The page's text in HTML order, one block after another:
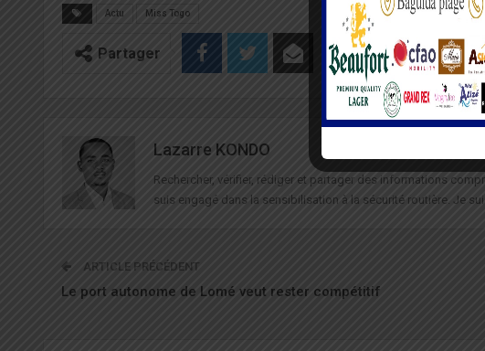
Actu Miss Togo
Partager
Lazarre KONDO
Rechercher, vérifier, rédiger et partager des informations
suis engagé dans la sensibilisation à la sécurité routière. Je
ARTICLE PRÉCÉDENT
Le port autonome de Lomé veut rester compétitif